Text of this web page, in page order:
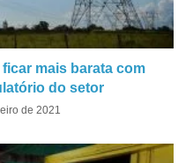
mais barata com
do setor
de 2021